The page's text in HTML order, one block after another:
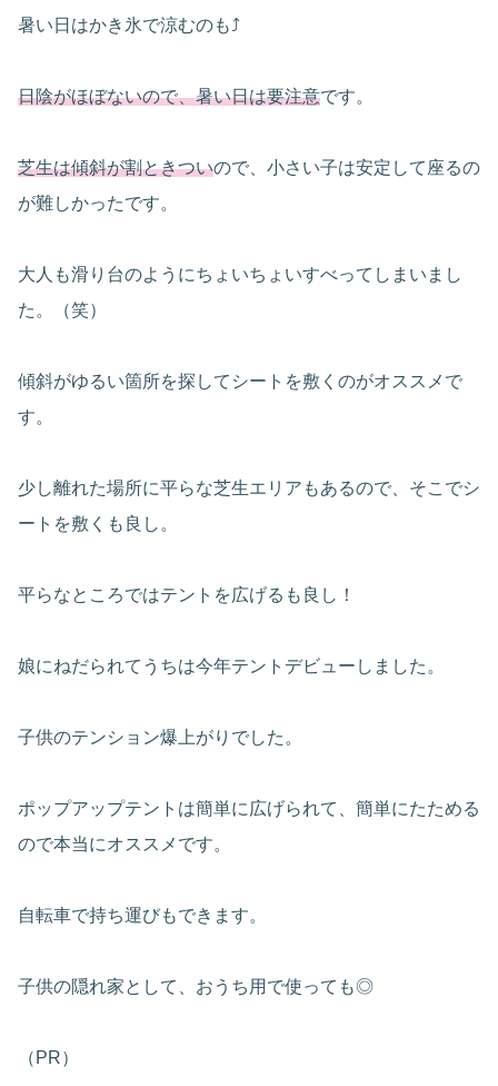
暑い日はかき氷で涼むのも⤴
日陰がほぼないので、暑い日は要注意です。
芝生は傾斜が割ときついので、小さい子は安定して座るの
が難しかったです。
大人も滑り台のようにちょいちょいすべってしまいまし
た。（笑）
傾斜がゆるい箇所を探してシートを敷くのがオススメで
す。
少し離れた場所に平らな芝生エリアもあるので、そこでシ
ートを敷くも良し。
平らなところではテントを広げるも良し！
娘にねだられてうちは今年テントデビューしました。
子供のテンション爆上がりでした。
ポップアップテントは簡単に広げられて、簡単にたためる
ので本当にオススメです。
自転車で持ち運びもできます。
子供の隠れ家として、おうち用で使っても◎
（PR）